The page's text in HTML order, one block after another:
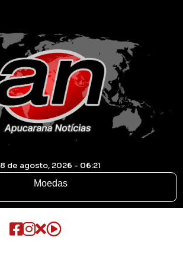
8 de agosto, 2026 - 06:21
Moedas